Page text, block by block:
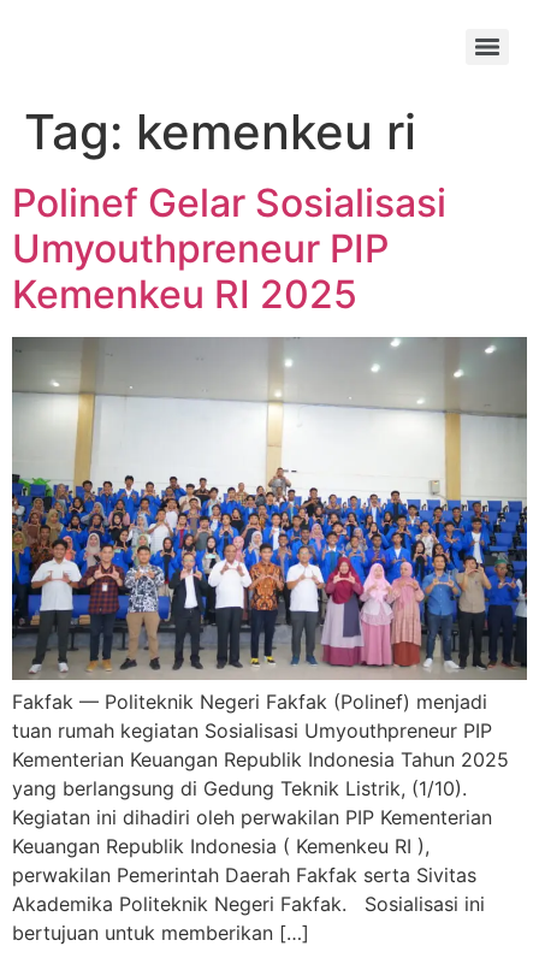
Tag: kemenkeu ri
Polinef Gelar Sosialisasi
Umyouthpreneur PIP
Kemenkeu RI 2025
Fakfak — Politeknik Negeri Fakfak (Polinef) menjadi
tuan rumah kegiatan Sosialisasi Umyouthpreneur PIP
Kementerian Keuangan Republik Indonesia Tahun 2025
yang berlangsung di Gedung Teknik Listrik, (1/10).
Kegiatan ini dihadiri oleh perwakilan PIP Kementerian
Keuangan Republik Indonesia ( Kemenkeu RI ),
perwakilan Pemerintah Daerah Fakfak serta Sivitas
Akademika Politeknik Negeri Fakfak. Sosialisasi ini
bertujuan untuk memberikan […]